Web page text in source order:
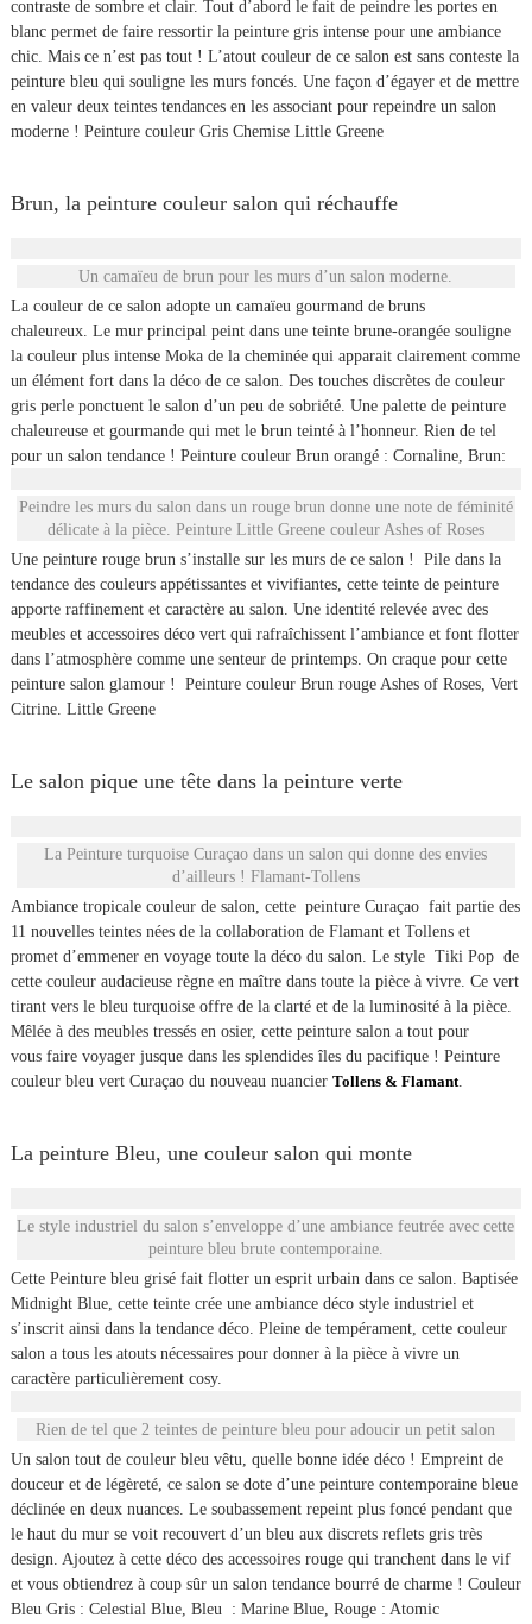
contraste de sombre et clair. Tout d’abord le fait de peindre les portes en
blanc permet de faire ressortir la peinture gris intense pour une ambiance
chic. Mais ce n’est pas tout ! L’atout couleur de ce salon est sans conteste la
peinture bleu qui souligne les murs foncés. Une façon d’égayer et de mettre
en valeur deux teintes tendances en les associant pour repeindre un salon
moderne ! Peinture couleur Gris Chemise Little Greene
Brun, la peinture couleur salon qui réchauffe
Un camaïeu de brun pour les murs d’un salon moderne.
La couleur de ce salon adopte un camaïeu gourmand de bruns
chaleureux. Le mur principal peint dans une teinte brune-orangée souligne
la couleur plus intense Moka de la cheminée qui apparait clairement comme
un élément fort dans la déco de ce salon. Des touches discrètes de couleur
gris perle ponctuent le salon d’un peu de sobriété. Une palette de peinture
chaleureuse et gourmande qui met le brun teinté à l’honneur. Rien de tel
pour un salon tendance ! Peinture couleur Brun orangé : Cornaline, Brun:
Peindre les murs du salon dans un rouge brun donne une note de féminité
délicate à la pièce. Peinture Little Greene couleur Ashes of Roses
Une peinture rouge brun s’installe sur les murs de ce salon ! Pile dans la
tendance des couleurs appétissantes et vivifiantes, cette teinte de peinture
apporte raffinement et caractère au salon. Une identité relevée avec des
meubles et accessoires déco vert qui rafraîchissent l’ambiance et font flotter
dans l’atmosphère comme une senteur de printemps. On craque pour cette
peinture salon glamour ! Peinture couleur Brun rouge Ashes of Roses, Vert
Citrine. Little Greene
Le salon pique une tête dans la peinture verte
La Peinture turquoise Curaçao dans un salon qui donne des envies
d’ailleurs ! Flamant-Tollens
Ambiance tropicale couleur de salon, cette peinture Curaçao fait partie des
11 nouvelles teintes nées de la collaboration de Flamant et Tollens et
promet d’emmener en voyage toute la déco du salon. Le style Tiki Pop de
cette couleur audacieuse règne en maître dans toute la pièce à vivre. Ce vert
tirant vers le bleu turquoise offre de la clarté et de la luminosité à la pièce.
Mêlée à des meubles tressés en osier, cette peinture salon a tout pour
vous faire voyager jusque dans les splendides îles du pacifique ! Peinture
couleur bleu vert Curaçao du nouveau nuancier Tollens & Flamant.
La peinture Bleu, une couleur salon qui monte
Le style industriel du salon s’enveloppe d’une ambiance feutrée avec cette
peinture bleu brute contemporaine.
Cette Peinture bleu grisé fait flotter un esprit urbain dans ce salon. Baptisée
Midnight Blue, cette teinte crée une ambiance déco style industriel et
s’inscrit ainsi dans la tendance déco. Pleine de tempérament, cette couleur
salon a tous les atouts nécessaires pour donner à la pièce à vivre un
caractère particulièrement cosy.
Rien de tel que 2 teintes de peinture bleu pour adoucir un petit salon
Un salon tout de couleur bleu vêtu, quelle bonne idée déco ! Empreint de
douceur et de légèreté, ce salon se dote d’une peinture contemporaine bleue
déclinée en deux nuances. Le soubassement repeint plus foncé pendant que
le haut du mur se voit recouvert d’un bleu aux discrets reflets gris très
design. Ajoutez à cette déco des accessoires rouge qui tranchent dans le vif
et vous obtiendrez à coup sûr un salon tendance bourré de charme ! Couleur
Bleu Gris : Celestial Blue, Bleu : Marine Blue, Rouge : Atomic